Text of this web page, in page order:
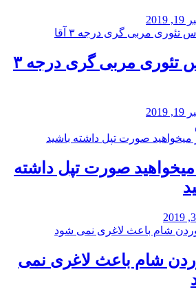
کلاس تئوری مربی گری درجه ۳
میخواهید صورت تپل داشته
شام باعث لاغری نمی